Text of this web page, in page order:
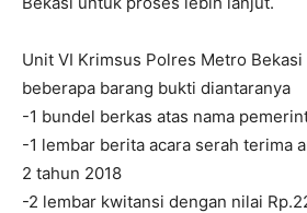
Unit VI Krimsus Polres Metro
beberapa barang bukti diantaranya
-1 bundel berkas atas nama
-1 lembar berita acara serah terima
2 tahun 2018
-2 lembar kwitansi dengan nilai